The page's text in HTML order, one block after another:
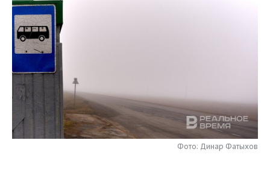
ТОРГОВЫЕ ЦЕНТРЫ
ТАТАРСТАНА
ИНВЕСТИЦИИ
МАШИНОСТРОЕНИЕ
НЕФТЕХИМИЯ
НЕФТЬ
ОПК
ЭНЕРГЕТИКА
НОВОСТИ БИЗНЕСА
РОЗНИЧНАЯ ТОРГОВЛЯ
ТРАНСПОРТ
УСЛУГИ
ТЕХНОЛОГИИ
НОВОСТИ ТЕХНОЛОГИЙ
IT
МЕДИА
ТЕЛЕКОММУНИКАЦИИ
МЕРОПРИЯТИЯ
НОВОСТИ МЕРОПРИЯТИЙ
ВЫЕЗДНАЯ РЕДАКЦИЯ
БИЗНЕС-БРАНЧИ
СПОРТ
НОВОСТИ СПОРТА
ОБЩЕСТВО
НОВОСТИ ОБЩЕСТВА
ФОТОГАЛЕРЕЯ
Фото: Динар Фатыхов